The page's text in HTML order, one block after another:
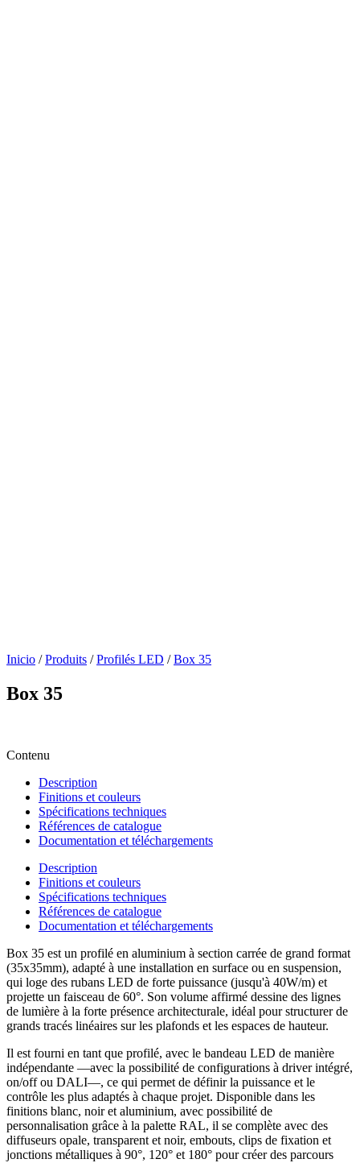
Inicio / Produits / Profilés LED / Box 35
Box 35
Contenu
Description
Finitions et couleurs
Spécifications techniques
Références de catalogue
Documentation et téléchargements
Description
Finitions et couleurs
Spécifications techniques
Références de catalogue
Documentation et téléchargements
Box 35 est un profilé en aluminium à section carrée de grand format
(35x35mm), adapté à une installation en surface ou en suspension,
qui loge des rubans LED de forte puissance (jusqu'à 40W/m) et
projette un faisceau de 60°. Son volume affirmé dessine des lignes
de lumière à la forte présence architecturale, idéal pour structurer de
grands tracés linéaires sur les plafonds et les espaces de hauteur.
Il est fourni en tant que profilé, avec le bandeau LED de manière
indépendante —avec la possibilité de configurations à driver intégré,
on/off ou DALI—, ce qui permet de définir la puissance et le
contrôle les plus adaptés à chaque projet. Disponible dans les
finitions blanc, noir et aluminium, avec possibilité de
personnalisation grâce à la palette RAL, il se complète avec des
diffuseurs opale, transparent et noir, embouts, clips de fixation et
jonctions métalliques à 90°, 120° et 180° pour créer des parcours